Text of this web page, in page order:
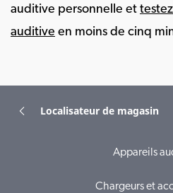
auditive personnelle et
auditive en moins de cinq
Localisateur de magasin
Appareils
Chargeurs et